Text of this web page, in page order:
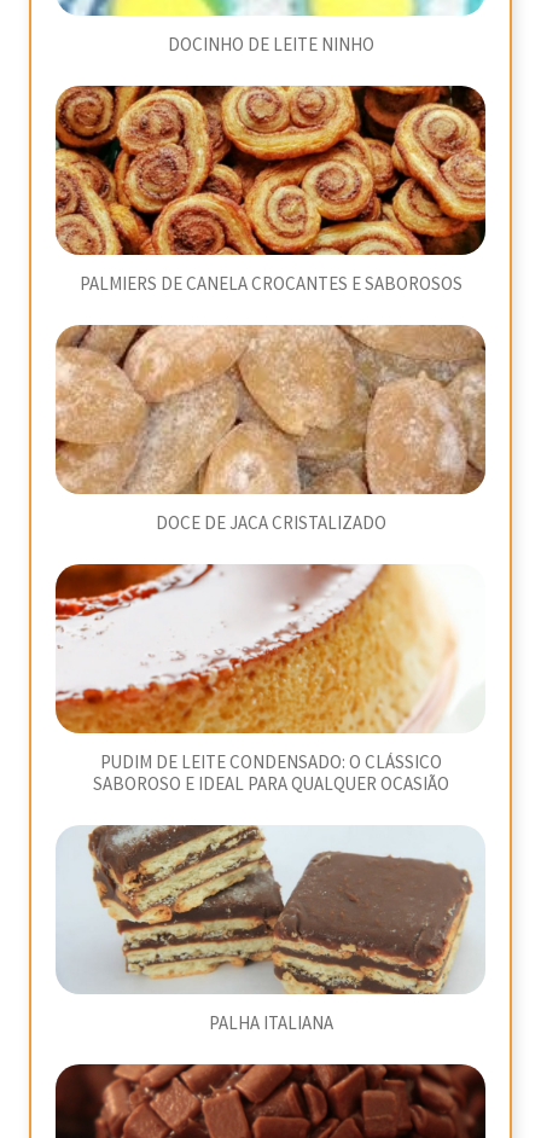
DOCINHO DE LEITE NINHO
PALMIERS DE CANELA CROCANTES E SABOROSOS
DOCE DE JACA CRISTALIZADO
PUDIM DE LEITE CONDENSADO: O CLÁSSICO
SABOROSO E IDEAL PARA QUALQUER OCASIÃO
PALHA ITALIANA